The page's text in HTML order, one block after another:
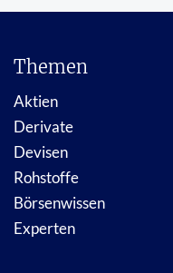
Themen
Aktien
Derivate
Devisen
Rohstoffe
Börsenwissen
Experten